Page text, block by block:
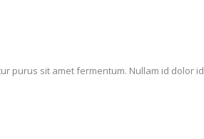
purus sit amet fermentum. Nullam id dolor id